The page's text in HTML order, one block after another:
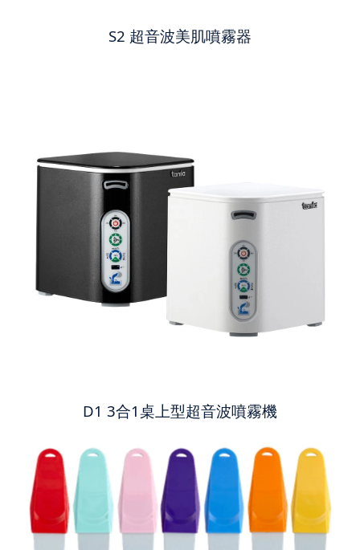
S2 超音波美肌噴霧器
D1 3合1桌上型超音波噴霧機